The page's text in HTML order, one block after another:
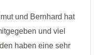
mit
von 5
und Bernhard hat
und viel
haben eine sehr